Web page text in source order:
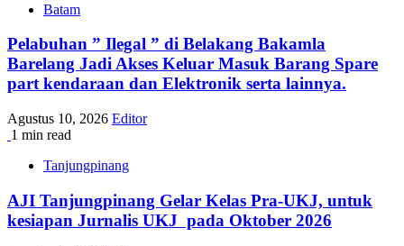
Batam
Pelabuhan ” Ilegal ” di Belakang Bakamla
Barelang Jadi Akses Keluar Masuk Barang Spare
part kendaraan dan Elektronik serta lainnya.
Agustus 10, 2026 Editor
1 min read
Tanjungpinang
AJI Tanjungpinang Gelar Kelas Pra-UKJ, untuk
kesiapan Jurnalis UKJ pada Oktober 2026